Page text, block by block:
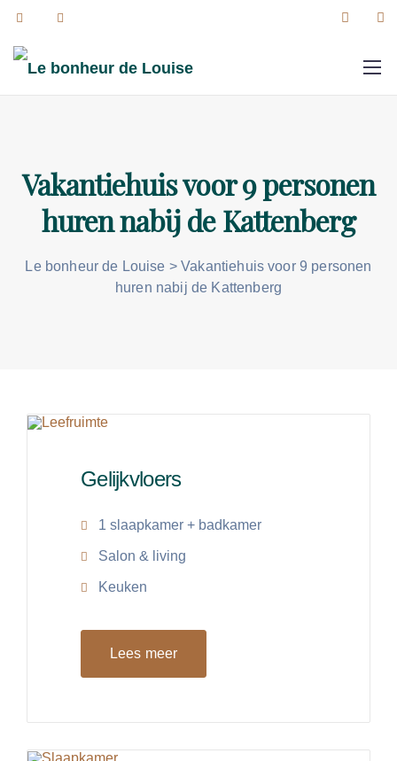
Vakantiehuis voor 9 personen
huren nabij de Kattenberg
Le bonheur de Louise >Vakantiehuis voor 9 personen
huren nabij de Kattenberg
Gelijkvloers
1 slaapkamer + badkamer
Salon & living
Keuken
Lees meer